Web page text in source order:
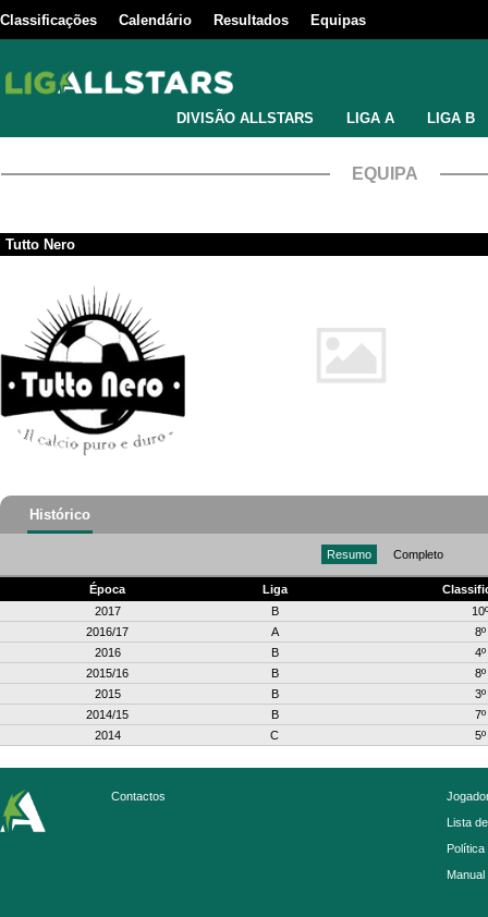
Classificações Calendário Resultados Equipas
DIVISÃO ALLSTARS LIGA A LIGA B
EQUIPA
Tutto Nero
Histórico
Resumo Completo
Época Liga
2017
B
10º
2016/17
A
8º
2016
B
4º
2015/16
B
8º
2015
B
3º
2014/15
B
7º
2014
C 5º
Contactos
Lista
Política